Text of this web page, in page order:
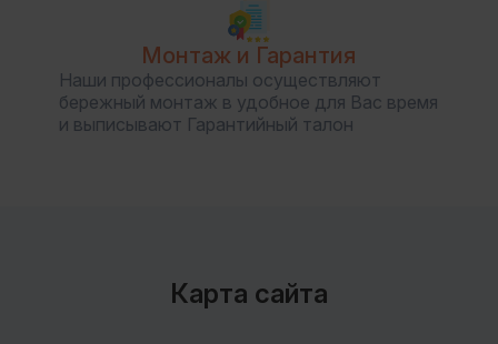
Монтаж и Гарантия
Наши профессионалы осуществляют
бережный монтаж в удобное для Вас время
и выписывают Гарантийный талон
Карта сайта